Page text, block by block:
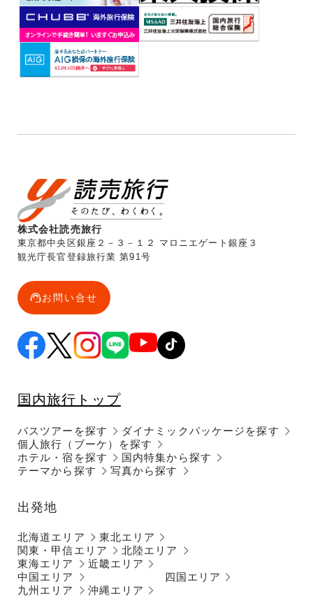
株式会社読売旅行
東京都中央区銀座２－３－１２ マロニエゲート銀座３
観光庁長官登録旅行業 第91号
お問い合せ
国内旅行トップ
バスツアーを探す
個人旅行（ブーケ）を探す
ダイナミックパッケージを探す
ホテル・宿を探す
国内特集から探す
テーマから探す
写真から探す
出発地
北海道エリア
東北エリア
関東・甲信エリア
北陸エリア
東海エリア
近畿エリア
中国エリア
四国エリア
九州エリア
沖縄エリア